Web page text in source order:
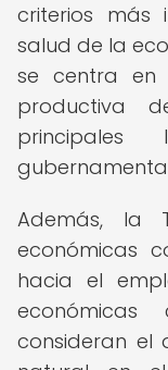
criterios más
salud de la
se centra
productiva
Además, la
económicas
hacia el
económicas
consideran el